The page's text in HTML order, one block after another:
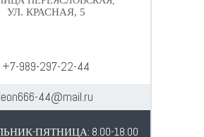
УЛ. КРАСНАЯ, 5
+7-989-297-22-44
leon666-44@mail.ru
ПЯТНИЦА: 8.00-18.00